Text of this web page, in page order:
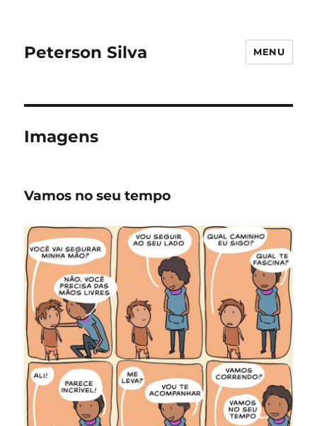
Peterson Silva MENU
Imagens
Vamos no seu tempo